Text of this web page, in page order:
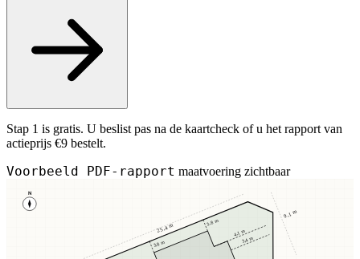
Stap 1 is gratis. U beslist pas na de kaartcheck of u het rapport van
actieprijs €9 bestelt.
Voorbeeld PDF-rapport maatvoering zichtbaar
N
3,8 m
3,8 m
3,4 m
4,1 m
25,4 m
9,1 m